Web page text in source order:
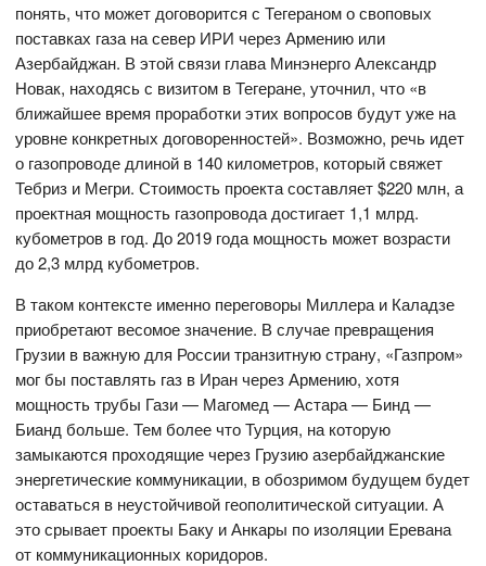
понять, что может договорится с Тегераном о своповых
поставках газа на север ИРИ через Армению или
Азербайджан. В этой связи глава Минэнерго Александр
Новак, находясь с визитом в Тегеране, уточнил, что «в
ближайшее время проработки этих вопросов будут уже на
уровне конкретных договоренностей». Возможно, речь идет
о газопроводе длиной в 140 километров, который свяжет
Тебриз и Мегри. Стоимость проекта составляет $220 млн, а
проектная мощность газопровода достигает 1,1 млрд.
кубометров в год. До 2019 года мощность может возрасти
до 2,3 млрд кубометров.
В таком контексте именно переговоры Миллера и Каладзе
приобретают весомое значение. В случае превращения
Грузии в важную для России транзитную страну, «Газпром»
мог бы поставлять газ в Иран через Армению, хотя
мощность трубы Гази — Магомед — Астара — Бинд —
Бианд больше. Тем более что Турция, на которую
замыкаются проходящие через Грузию азербайджанские
энергетические коммуникации, в обозримом будущем будет
оставаться в неустойчивой геополитической ситуации. А
это срывает проекты Баку и Анкары по изоляции Еревана
от коммуникационных коридоров.